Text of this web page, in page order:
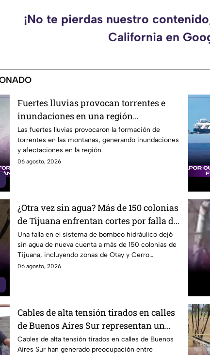
¡No te pierdas nuestro
California en
Fuertes lluvias provocan torrentes e
inundaciones en una región
montañosa
Las fuertes lluvias provocaron la formación de
torrentes en las montañas, generando inundaciones
y afectaciones en la región.
06 agosto, 2026
¿Otra vez sin agua? Más de 150 colonias
de Tijuana enfrentan cortes por falla de
CESPT
Una falla en el sistema de bombeo hidráulico dejó
sin agua de nueva cuenta a más de 150 colonias de
Tijuana, incluyendo zonas de Otay y Cerro
Colorado.
06 agosto, 2026
Cables de alta tensión tirados en calles
de Buenos Aires Sur representan un
riesgo para peatones en Tijuana
Cables de alta tensión tirados en calles de Buenos
Aires Sur han generado preocupación entre